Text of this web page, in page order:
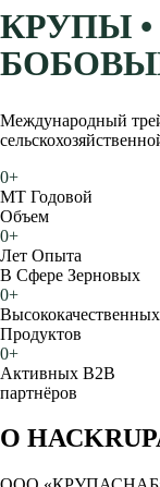
КРУПЫ
Международный
0+
МТ Годовой
Объем
0+
Лет Опыта
В Сфере Зерновых
0+
Высококачественных
Продуктов
0+
Активных B2B
партнёров
О НАС